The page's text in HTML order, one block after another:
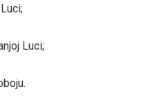
Luci;